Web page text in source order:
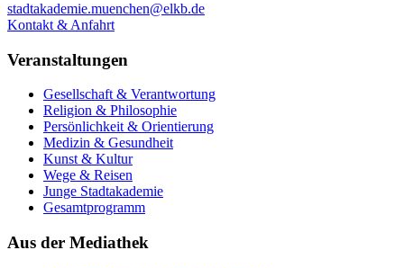
stadtakademie.muenchen@elkb.de
Kontakt & Anfahrt
Veranstaltungen
Gesellschaft & Verantwortung
Religion & Philosophie
Persönlichkeit & Orientierung
Medizin & Gesundheit
Kunst & Kultur
Wege & Reisen
Junge Stadtakademie
Gesamtprogramm
Aus der Mediathek